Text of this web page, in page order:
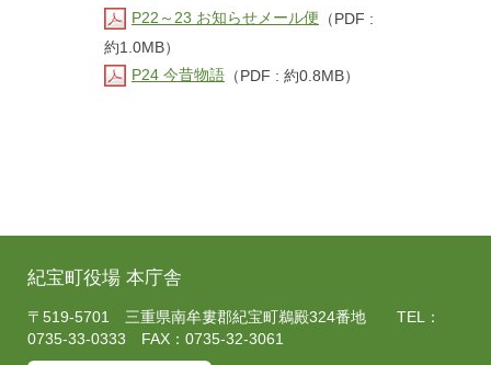
P22～23 お知らせメール便 （PDF :
約1.0MB）
P24 今昔物語 （PDF : 約0.8MB）
紀宝町役場 本庁舎
〒519-5701 三重県南牟婁郡紀宝町鵜殿324番地 TEL：
0735-33-0333 FAX：0735-32-3061